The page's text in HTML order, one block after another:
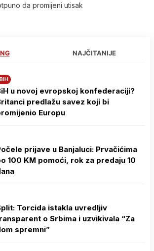
da promijeni utisak
NAJČITANIJE
u novoj evropskoj konfederaciji?
predlažu savez koji bi
Europu
prijave u Banjaluci: Prvačićima
100 KM pomoći, rok za predaju 10
Torcida istakla uvredljiv
o Srbima i uzvikivala “Za
spremni”